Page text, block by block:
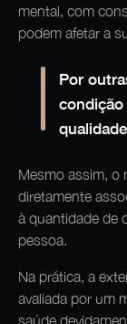
mental, com
podem afetar a
Por
Mesmo assim, o
diretamente
à quantidade de
pessoa.
Na prática, a
avaliada por um
saúde